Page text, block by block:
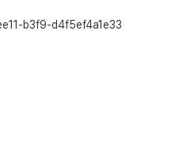
b3f9-d4f5ef4a1e33